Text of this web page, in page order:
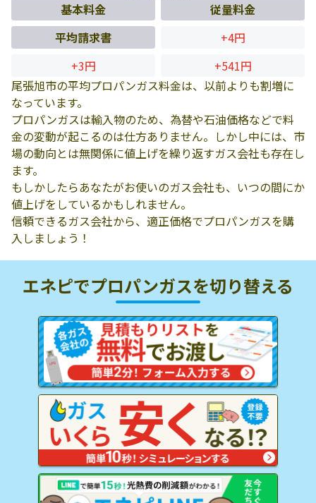
基本料金
従量料金
平均請求書
+4円
+3円
+541円
尾張旭市の平均プロパンガス料金は、以前よりも割増に
なっています。
プロパンガスは輸入物のため、為替や石油価格などで料
金の変動が起こるのは仕方ありません。しかし中には、市
場の動向とは無関係に値上げを繰り返すガス会社も存在し
ます。
もしかしたらあなたがお使いのガス会社も、いつの間にか
値上げをしているかもしれません。
信頼できるガス会社から、適正価格でプロパンガスを購
入しましょう！
エネピでプロパンガスを切り替える